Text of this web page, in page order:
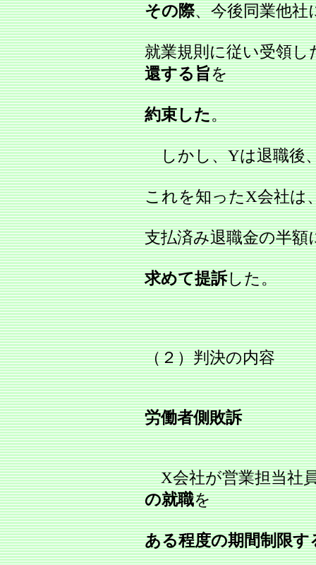
その際、今後同業他社
就業規則に従い受領し
還する旨を
約束した。
しかし、Yは退職後
これを知ったX会社は
支払済み退職金の半額
求めて提訴した。
（２）判決の内容
労働者側敗訴
X会社が営業担当社
の就職を
ある程度の期間制限す